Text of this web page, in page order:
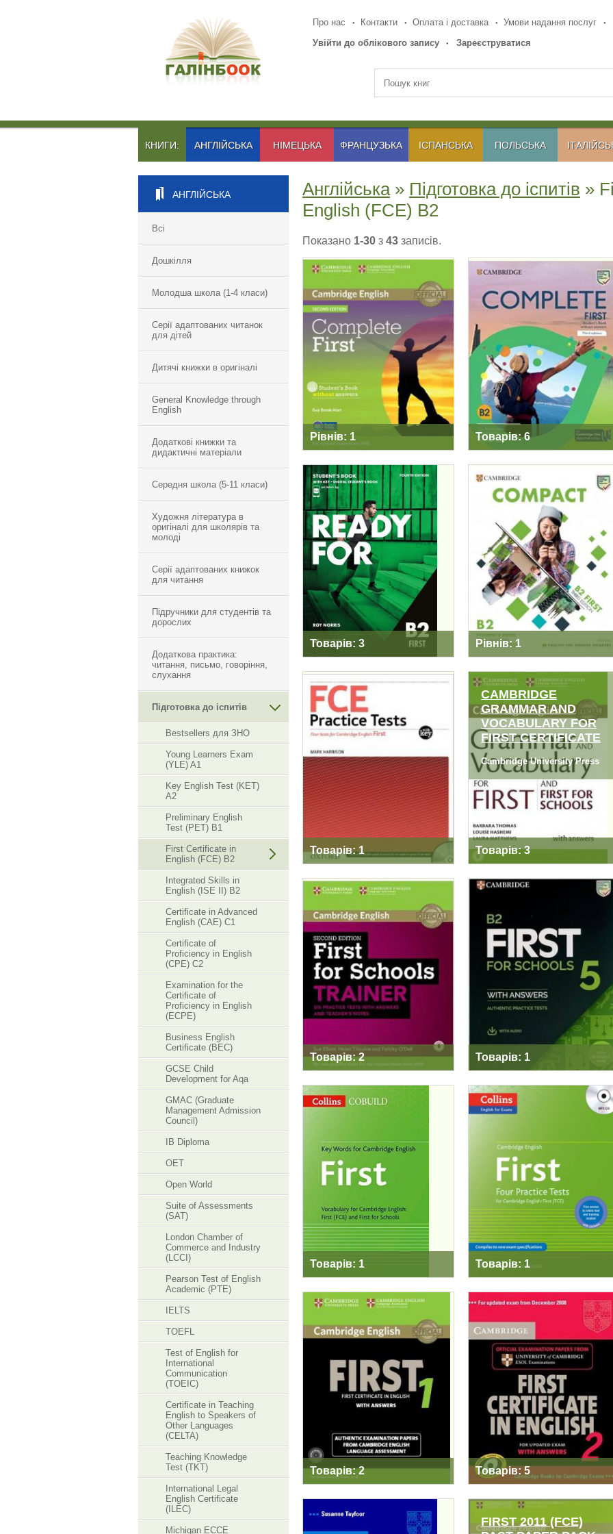
Про нас Контакти Оплата і доставка Умови надання послуг
Увійти до облікового запису
Зареєструватися
КНИГИ: АНГЛІЙСЬКА НІМЕЦЬКА ФРАНЦУЗЬКА ІСПАНСЬКА ПОЛЬСЬКА
АНГЛІЙСЬКА
Всі
Дошкілля
Молодша школа (1-4 класи)
Серії адаптованих читанок
для дітей
Дитячі книжки в оригіналі
General Knowledge through
English
Додаткові книжки та
дидактичні матеріали
Середня школа (5-11 класи)
Художня література в
оригіналі для школярів та
молоді
Серії адаптованих книжок
для читання
Підручники для студентів та
дорослих
Додаткова практика:
читання, письмо, говоріння,
слухання
Підготовка до іспитів
Bestsellers для ЗНО
Young Learners Exam
(YLE) A1
Key English Test (KET)
A2
Preliminary English
Test (PET) B1
First Certificate in
English (FCE) B2
Integrated Skills in
English (ISE II) B2
Certificate in Advanced
English (CAE) C1
Certificate of
Proficiency in English
(CPE) C2
Examination for the
Certificate of
Proficiency in English
(ECPE)
Business English
Certificate (BEC)
GCSE Child
Development for Aqa
GMAC (Graduate
Management Admission
Council)
IB Diploma
OET
Open World
Suite of Assessments
(SAT)
London Chamber of
Commerce and Industry
(LCCI)
Pearson Test of English
Academic (PTE)
IELTS
TOEFL
Test of English for
International
Communication
(TOEIC)
Certificate in Teaching
English to Speakers of
Other Languages
(CELTA)
Teaching Knowledge
Test (TKT)
International Legal
English Certificate
(ILEC)
Michigan ECCE
Англійська» Підготовка до іспитів »
English (FCE) B2
Показано 1-30 з 43 записів.
Рівнів: 1
COMPLETE FIRST
SECOND EDITION
Товарів: 6
COMPLETE FIRST
THIRD EDITION
Товарів: 3
READY FOR B2
FIRST FOURTH
EDITION
Рівнів: 1
COMPACT FIRST
THIRD EDITION
Товарів: 1
PRACTICE TESTS
FCE OXFORD
UNIVERSITY PRESS
CAMBRIDGE
GRAMMAR AND
VOCABULARY FOR
FIRST CERTIFICATE
Cambridge University Press
Товарів: 3
CAMBRIDGE
GRAMMAR AND
VOCABULARY FOR
FIRST CERTIFICATE
Товарів: 2
FIRST FOR
SCHOOLS TRAINER
SECOND EDITION
Товарів: 1
PRACTICE TESTS B2
FIRST FOR
SCHOOLS 5
Товарів: 1
KEY WORDS FOR
CAMBRIDGE
ENGLISH: FIRST
Товарів: 1
PRACTICE TESTS
FOR CAMBRIDGE
ENGLISH FIRST
Товарів: 2
ENGLISH FIRST FOR
REVISED EXAM
FROM 2015
Товарів: 5
CAMBRIDGE FCE
SELF-STUDY PACK
FOR UPDATE EXAM
FIRST 2011 (FCE)